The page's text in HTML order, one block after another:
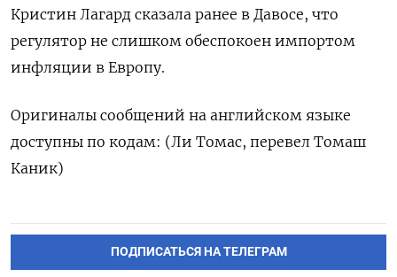
Кристин Лагард сказала ранее в Давосе, что
регулятор не слишком обеспокоен импортом
инфляции в Европу.
Оригиналы сообщений на английском языке
доступны по кодам: (Ли Томас, перевел Томаш
Каник)
ПОДПИСАТЬСЯ НА ТЕЛЕГРАМ